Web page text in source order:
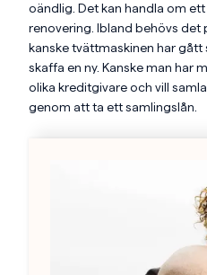
oändlig. Det kan handla om
renovering. Ibland behövs
kanske tvättmaskinen har
skaffa en ny. Kanske man har
olika kreditgivare och vill
genom att ta ett samlingslån.